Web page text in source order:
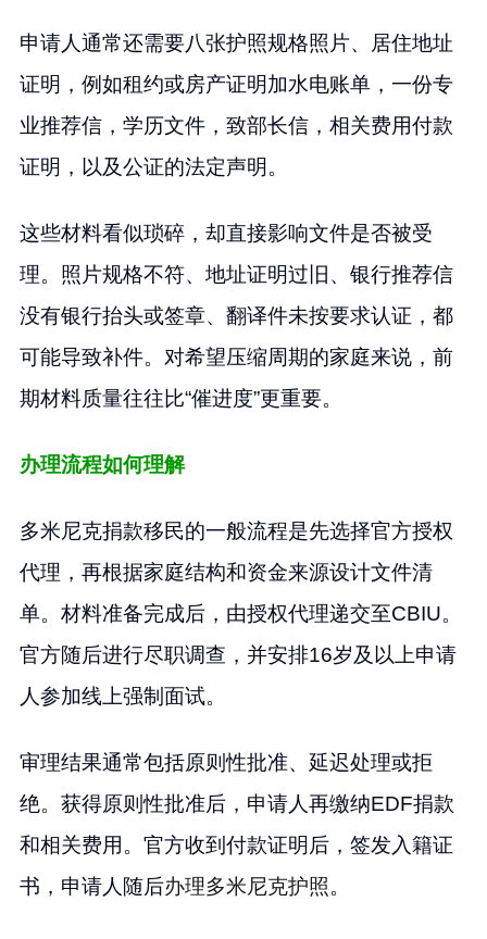
申请人通常还需要八张护照规格照片、居住地址
证明，例如租约或房产证明加水电账单，一份专
业推荐信，学历文件，致部长信，相关费用付款
证明，以及公证的法定声明。
这些材料看似琐碎，却直接影响文件是否被受
理。照片规格不符、地址证明过旧、银行推荐信
没有银行抬头或签章、翻译件未按要求认证，都
可能导致补件。对希望压缩周期的家庭来说，前
期材料质量往往比“催进度”更重要。
办理流程如何理解
多米尼克捐款移民的一般流程是先选择官方授权
代理，再根据家庭结构和资金来源设计文件清
单。材料准备完成后，由授权代理递交至CBIU。
官方随后进行尽职调查，并安排16岁及以上申请
人参加线上强制面试。
审理结果通常包括原则性批准、延迟处理或拒
绝。获得原则性批准后，申请人再缴纳EDF捐款
和相关费用。官方收到付款证明后，签发入籍证
书，申请人随后办理多米尼克护照。